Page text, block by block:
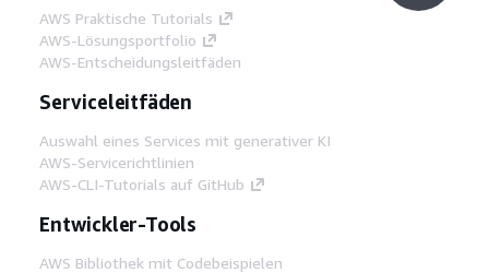
AWS Praktische Tutorials
AWS-Lösungsportfolio
AWS-Entscheidungsleitfäden
Serviceleitfäden
Auswahl eines Services mit generativer KI
AWS-Servicerichtlinien
AWS-CLI-Tutorials auf GitHub
Entwickler-Tools
AWS Bibliothek mit Codebeispielen